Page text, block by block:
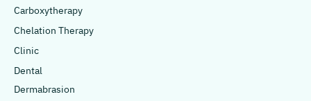
Carboxytherapy
Chelation Therapy
Clinic
Dental
Dermabrasion